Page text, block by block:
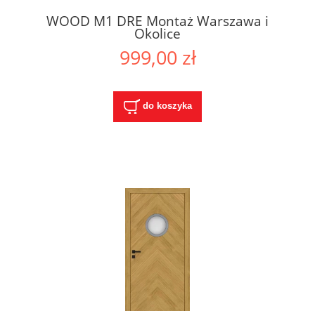
WOOD M1 DRE Montaż Warszawa i
Okolice
999,00 zł
do koszyka